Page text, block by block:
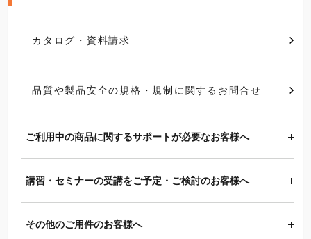
カタログ・資料請求
品質や製品安全の規格・規制に関するお問合せ
ご利用中の商品に関するサポートが必要なお客様へ
講習・セミナーの受講をご予定・ご検討のお客様へ
その他のご用件のお客様へ